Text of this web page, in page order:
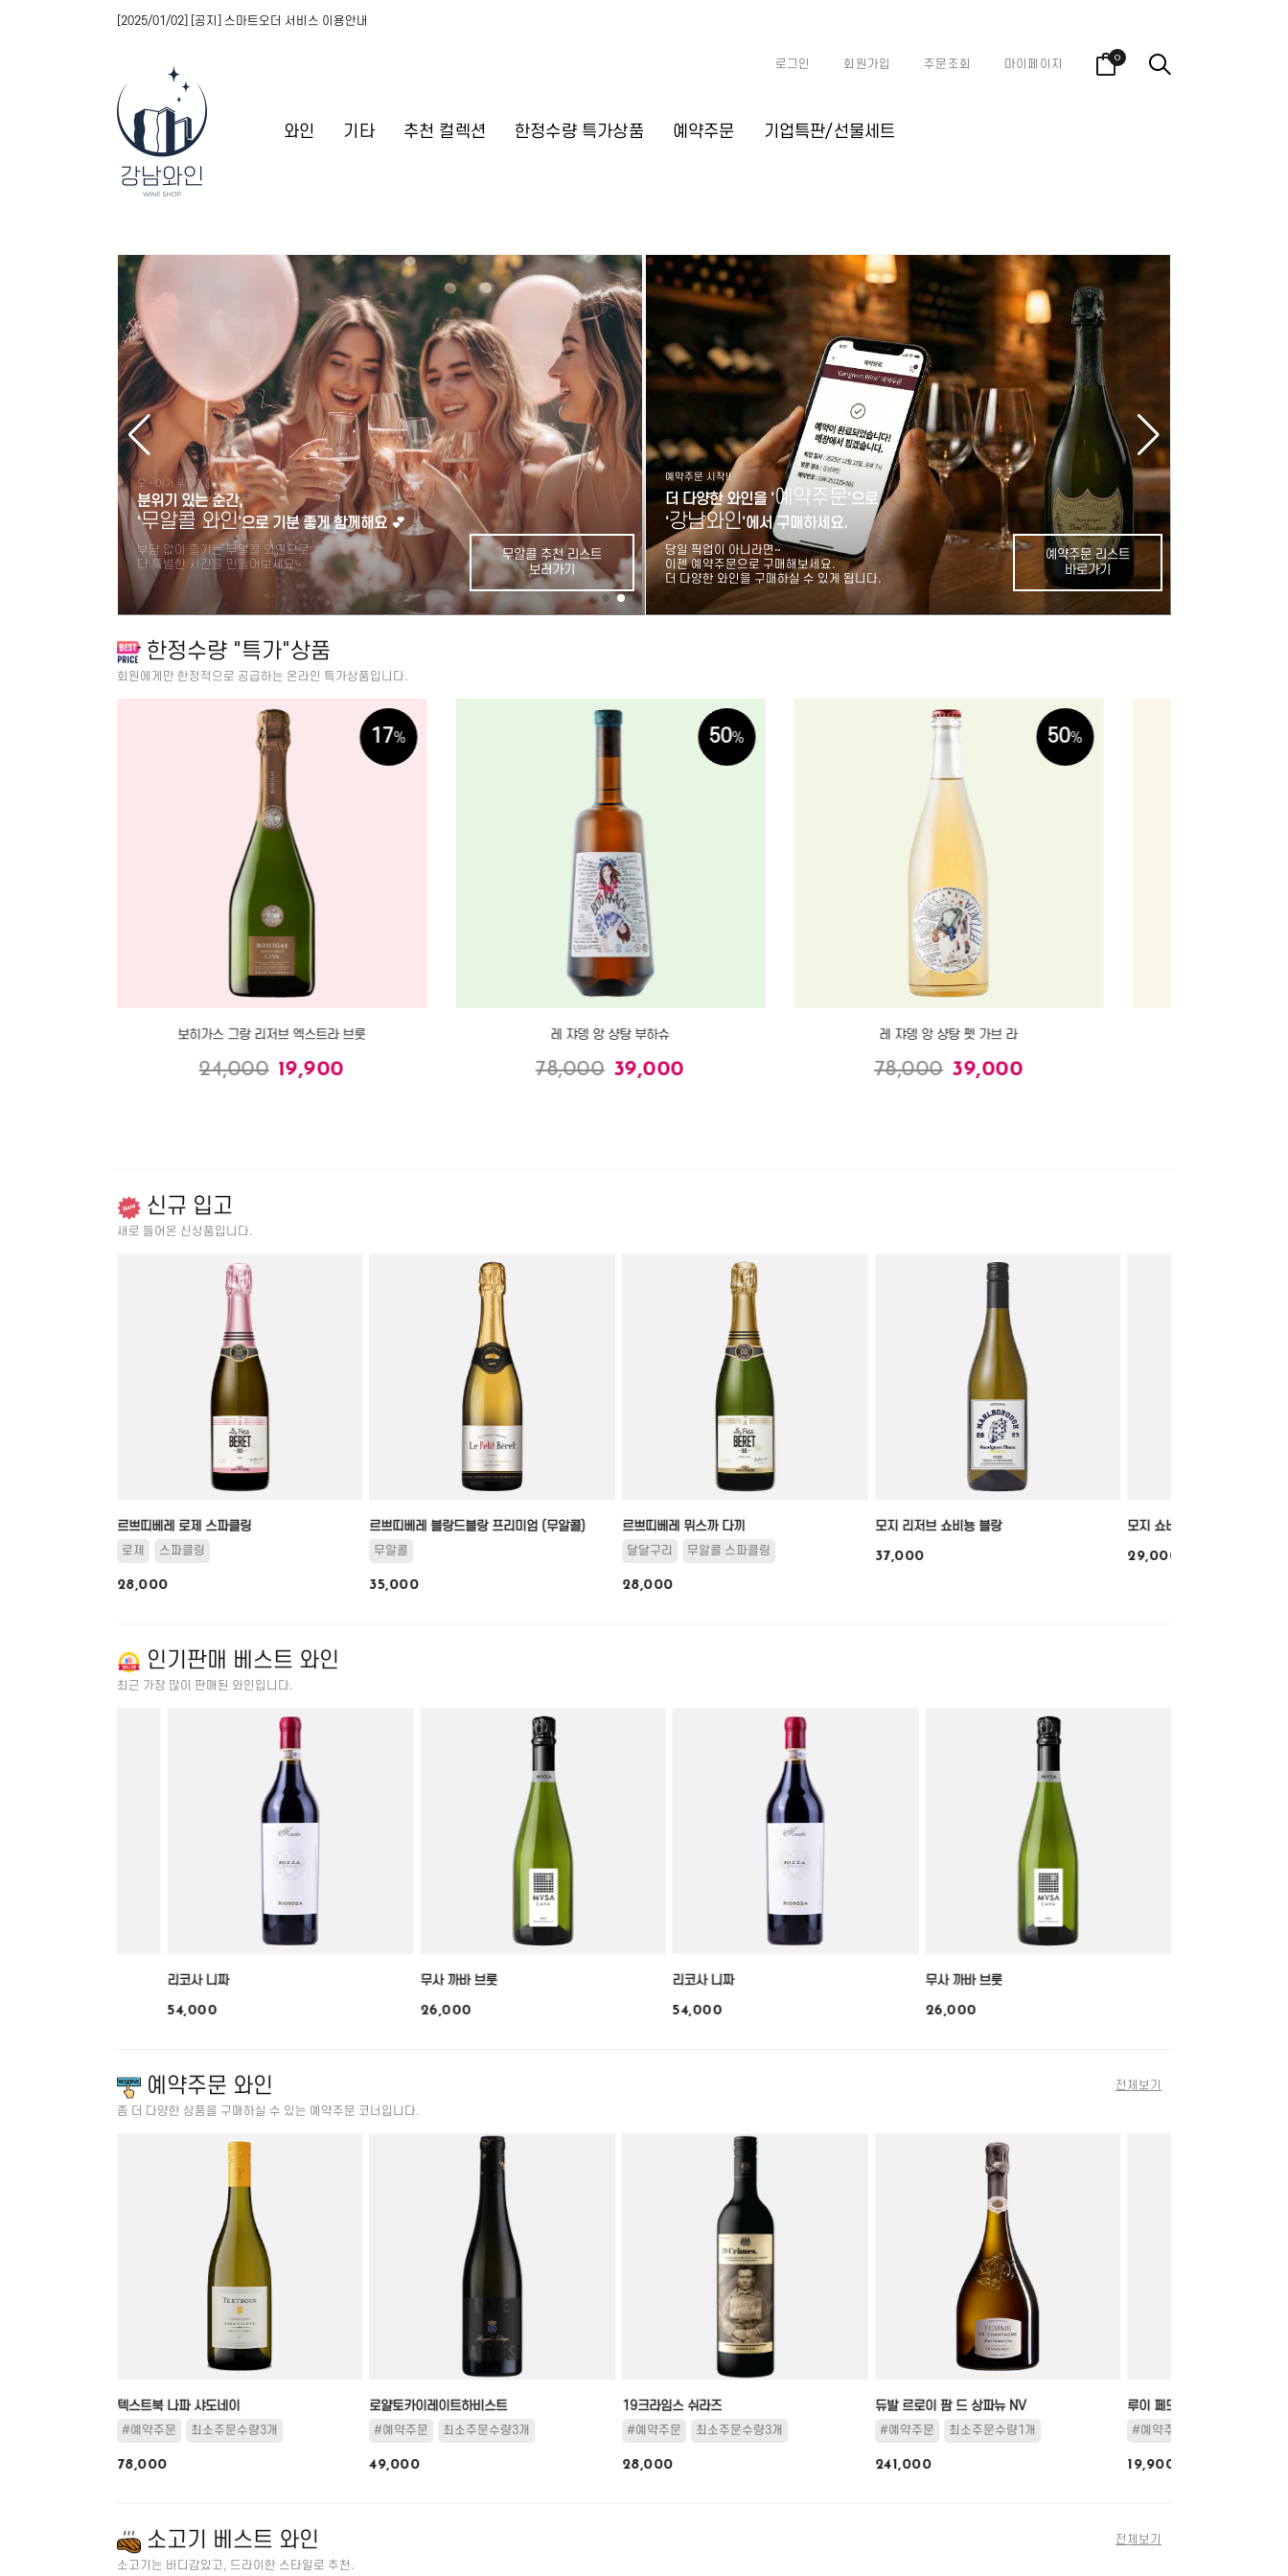
와인 기타 추천 컬렉션 한정수량 특가상품 예약주문 기업특판/선물세트
[2025/01/02] [공지] 스마트오더 서비스 이용안내
로그인 회원가입 주문조회 마이페이지 0
오~ 이거 뭐야? @_@
분위기 있는 순간,
'무알콜 와인'으로 기분 좋게 함께해요 💕
무알콜 추천 리스트
보러가기
부담 없이 즐기는 무알콜 와인으로
더 특별한 시간을 만들어보세요~
예약주문 시작!!
더 다양한 와인을 '예약주문'으로
'강남와인'에서 구매하세요.
예약주문 리스트
바로가기
당일 픽업이 아니라면~
이젠 예약주문으로 구매해보세요.
더 다양한 와인을 구매하실 수 있게 됩니다.
한정수량 "특가"상품
회원에게만 한정적으로 공급하는 온라인 특가상품입니다.
17%
보히가스 그랑 리저브 엑스트라 브룻
24,000 19,900
50%
레 쟈뎅 앙 샹탕 부하슈
78,000 39,000
50%
레 쟈뎅 앙 샹탕 펫 가브 라
78,000 39,000
신규 입고
새로 들어온 신상품입니다.
르쁘띠베레 로제 스파클링
로제 스파클링
28,000
르쁘띠베레 블랑드블랑 프리미엄 (무알콜)
무알콜
35,000
르쁘띠베레 뮈스까 다끼
달달구리 무알콜 스파클링
28,000
모지 리저브 쇼비뇽 블랑
37,000
모지 쇼비뇽 블랑
29,000
인기판매 베스트 와인
최근 가장 많이 판매된 와인입니다.
리코사 니짜
54,000
무사 까바 브룻
26,000
리코사 니짜
54,000
무사 까바 브룻
26,000
전체보기
예약주문 와인
좀 더 다양한 상품을 구매하실 수 있는 예약주문 코너입니다.
텍스트북 나파 샤도네이
#예약주문 최소주문수량3개
78,000
로얄토카이레이트하비스트
#예약주문 최소주문수량3개
49,000
19크라임스 쉬라즈
#예약주문 최소주문수량3개
28,000
듀발 르로이 팜 드 상파뉴 NV
#예약주문 최소주문수량1개
241,000
루이 페드리에 브룻
#예약주문
19,900
전체보기
소고기 베스트 와인
소고기는 바디감있고, 드라이한 스타일로 추천.